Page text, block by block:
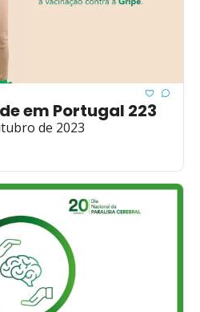
em Portugal 223
de 2023